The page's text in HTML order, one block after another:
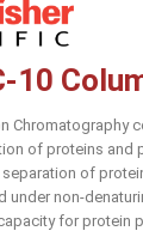
10
Chromatography
of proteins and
separation of
under non-
for protein